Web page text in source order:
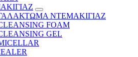
ΝΤΕΜΑΚΙΓΙΑΖ
FOAM
GEL